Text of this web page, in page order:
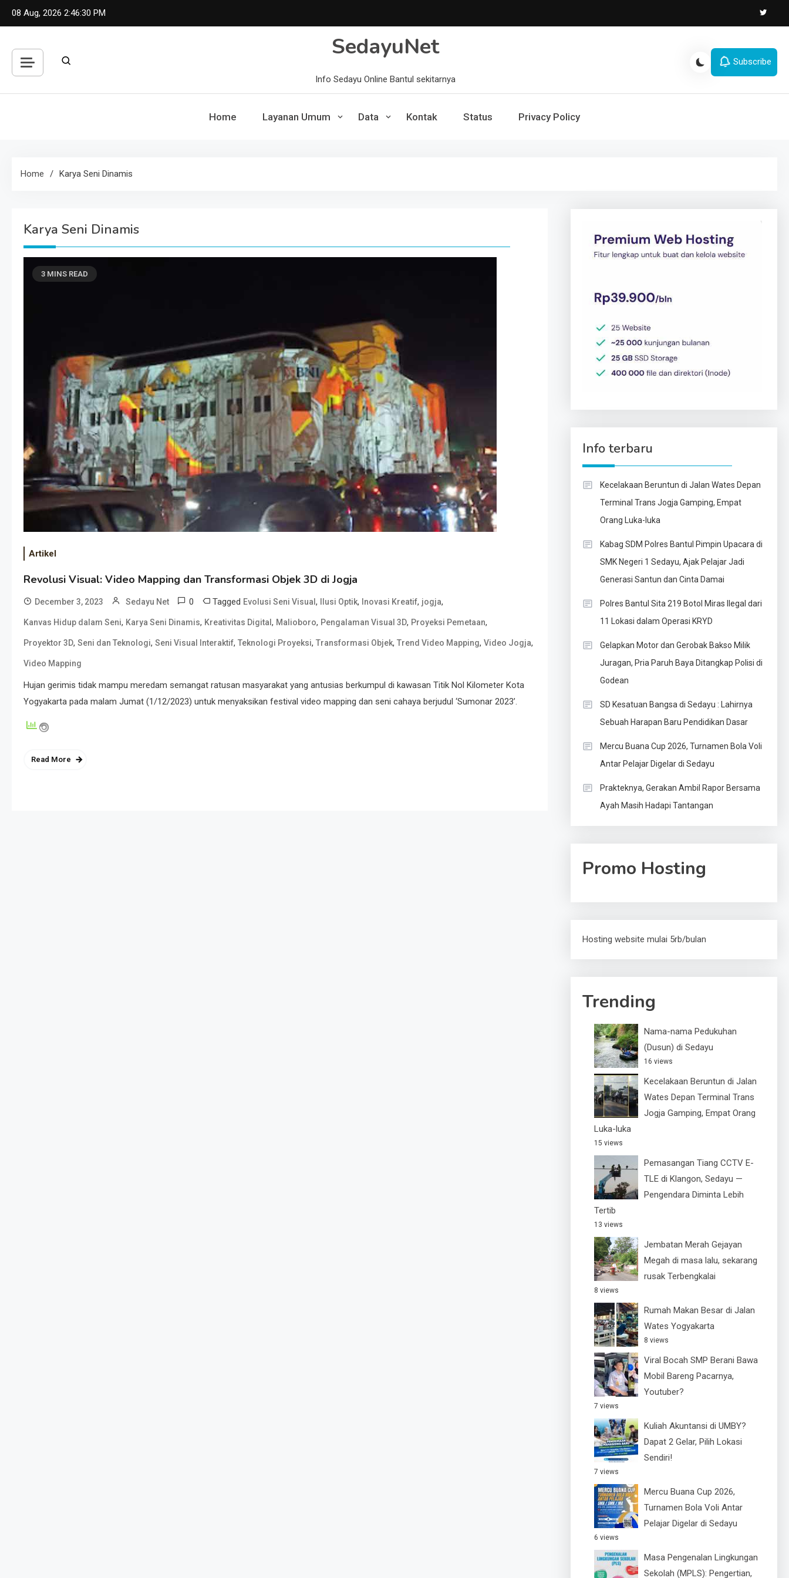
Skip
08 Aug, 2026 2:46:31 PM
SedayuNet
Info Sedayu Online Bantul sekitarnya
Subscribe
Home Layanan Umum Data Kontak Status Privacy Policy
Home Karya Seni Dinamis
Karya Seni Dinamis
3 MINS READ
Artikel
Revolusi Visual: Video Mapping dan Transformasi Objek 3D di Jogja
December 3, 2023 Sedayu Net 0 Tagged Evolusi Seni Visual , Ilusi Optik, Inovasi Kreatif, jogja,
Kanvas Hidup dalam Seni, Karya Seni Dinamis, Kreativitas Digital , Malioboro, Pengalaman Visual 3D, Proyeksi Pemetaan,
Proyektor 3D, Seni dan Teknologi, Seni Visual Interaktif, Teknologi Proyeksi, Transformasi Objek, Trend Video Mapping, Video Jogja,
Video Mapping
Hujan gerimis tidak mampu meredam semangat ratusan masyarakat yang antusias berkumpul di kawasan Titik Nol Kilometer Kota
Yogyakarta pada malam Jumat (1/12/2023) untuk menyaksikan festival video mapping dan seni cahaya berjudul ‘Sumonar 2023’.
Read More
Info terbaru
Kecelakaan Beruntun di Jalan Wates Depan
Terminal Trans Jogja Gamping, Empat
Orang Luka-luka
Kabag SDM Polres Bantul Pimpin Upacara di
SMK Negeri 1 Sedayu, Ajak Pelajar Jadi
Generasi Santun dan Cinta Damai
Polres Bantul Sita 219 Botol Miras Ilegal dari
11 Lokasi dalam Operasi KRYD
Gelapkan Motor dan Gerobak Bakso Milik
Juragan, Pria Paruh Baya Ditangkap Polisi di
Godean
SD Kesatuan Bangsa di Sedayu : Lahirnya
Sebuah Harapan Baru Pendidikan Dasar
Mercu Buana Cup 2026, Turnamen Bola Voli
Antar Pelajar Digelar di Sedayu
Prakteknya, Gerakan Ambil Rapor Bersama
Ayah Masih Hadapi Tantangan
Promo Hosting
Hosting website mulai 5rb/bulan
Trending
Nama-nama Pedukuhan
(Dusun) di Sedayu
16 views
Kecelakaan Beruntun di Jalan
Wates Depan Terminal Trans
Jogja Gamping, Empat Orang
Luka-luka
15 views
Pemasangan Tiang CCTV E-
TLE di Klangon, Sedayu —
Pengendara Diminta Lebih
Tertib
13 views
Jembatan Merah Gejayan
Megah di masa lalu, sekarang
rusak Terbengkalai
8 views
Rumah Makan Besar di Jalan
Wates Yogyakarta
8 views
Viral Bocah SMP Berani Bawa
Mobil Bareng Pacarnya,
Youtuber?
7 views
Kuliah Akuntansi di UMBY?
Dapat 2 Gelar, Pilih Lokasi
Sendiri!
7 views
Mercu Buana Cup 2026,
Turnamen Bola Voli Antar
Pelajar Digelar di Sedayu
6 views
Masa Pengenalan Lingkungan
Sekolah (MPLS): Pengertian,